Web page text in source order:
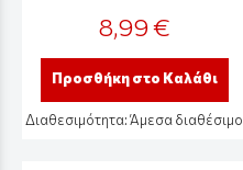
8,99 €
Προσθήκη στο Καλάθι
Διαθεσιμότητα:Άμεσα διαθέσιμο